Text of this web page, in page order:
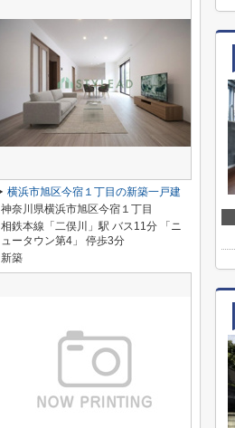
横浜市旭区今宿１丁目の新築一戸建
神奈川県横浜市旭区今宿１丁目
相鉄本線「二俣川」駅 バス11分 「ニ
ュータウン第4」 停歩3分
新築